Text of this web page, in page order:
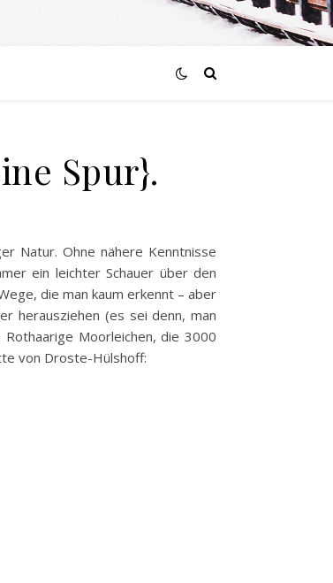
Spur}.
Natur. Ohne nähere Kenntnisse
ein leichter Schauer über den
die man kaum erkennt – aber
herausziehen (es sei denn, man
Moorleichen, die 3000
von Droste-Hülshoff: